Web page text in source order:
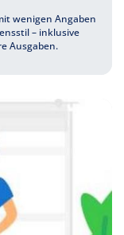
wenigen Angaben
– inklusive
Ausgaben.